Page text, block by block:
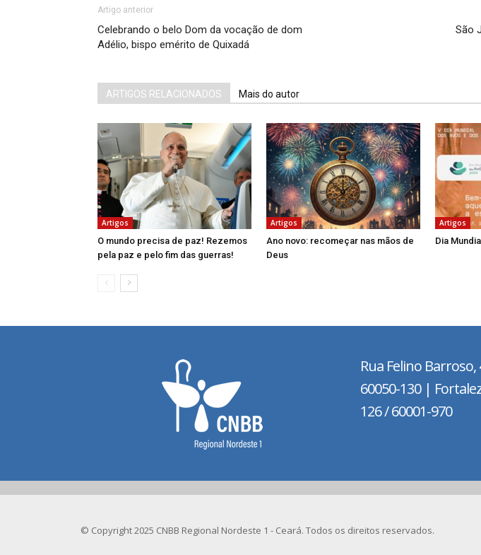
Artigo anterior
Celebrando o belo Dom da vocação de dom
Adélio, bispo emérito de Quixadá
São
ARTIGOS RELACIONADOS Mais do autor
Artigos
O mundo precisa de paz! Rezemos
pela paz e pelo fim das guerras!
Artigos
Ano novo: recomeçar nas mãos de
Deus
Artigos
Dia
Rua Felino Barroso,
60050-130 |
126 / 60001-970
© Copyright 2025 CNBB Regional Nordeste 1 - Ceará. Todos os direitos reservados.